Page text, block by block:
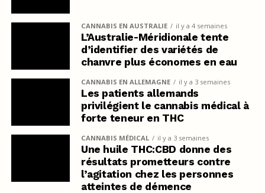
CANNABIS EN AUSTRALIE il y a 4 semaines
L’Australie-Méridionale tente
d’identifier des variétés de
chanvre plus économes en eau
CANNABIS EN ALLEMAGNE il y a 3 semaines
Les patients allemands
privilégient le cannabis médical à
forte teneur en THC
CANNABIS MÉDICAL il y a 3 semaines
Une huile THC:CBD donne des
résultats prometteurs contre
l’agitation chez les personnes
atteintes de démence